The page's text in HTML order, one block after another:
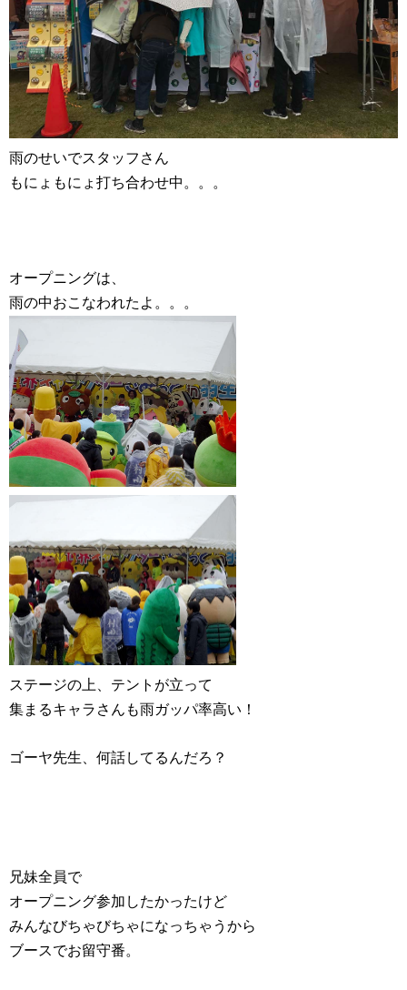
雨のせいでスタッフさん
もにょもにょ打ち合わせ中。。。
オープニングは、
雨の中おこなわれたよ。。。
ステージの上、テントが立って
集まるキャラさんも雨ガッパ率高い！
ゴーヤ先生、何話してるんだろ？
兄妹全員で
オープニング参加したかったけど
みんなびちゃびちゃになっちゃうから
ブースでお留守番。